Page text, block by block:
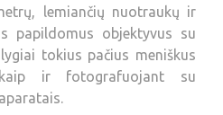
lemiančių nuotraukų ir
papildomus objektyvus su
tokius pačius meniškus
ir fotografuojant su